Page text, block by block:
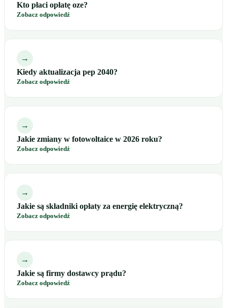
Kto płaci opłatę oze?
Zobacz odpowiedź
→
Kiedy aktualizacja pep 2040?
Zobacz odpowiedź
→
Jakie zmiany w fotowoltaice w 2026 roku?
Zobacz odpowiedź
→
Jakie są składniki opłaty za energię elektryczną?
Zobacz odpowiedź
→
Jakie są firmy dostawcy prądu?
Zobacz odpowiedź